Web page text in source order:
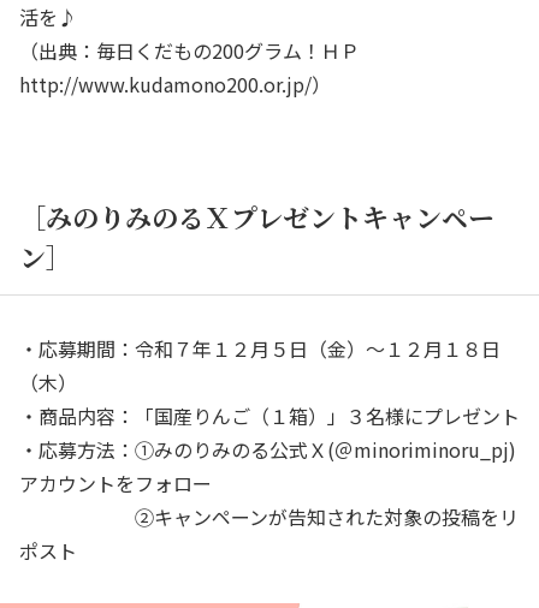
活を♪
（出典：毎日くだもの200グラム！ＨＰ
http://www.kudamono200.or.jp/）
［みのりみのるＸプレゼントキャンペー
ン］
・応募期間：令和７年１２月５日（金）～１２月１８日
（木）
・商品内容：「国産りんご（１箱）」３名様にプレゼント
・応募方法：①みのりみのる公式Ｘ(＠minoriminoru_pj)
アカウントをフォロー
②キャンペーンが告知された対象の投稿をリ
ポスト